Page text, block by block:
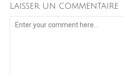
Laisser un commentaire